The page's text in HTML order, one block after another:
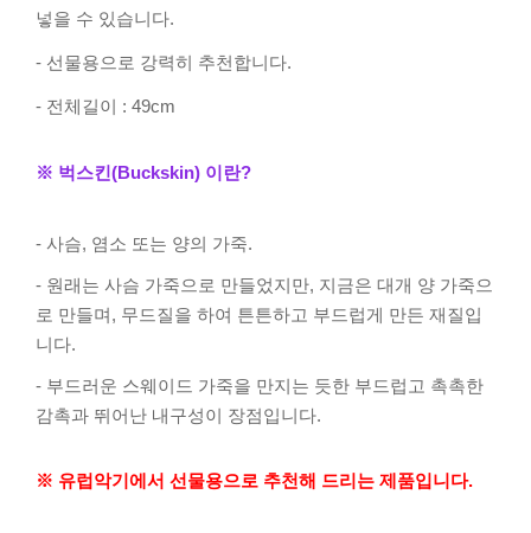
넣을 수 있습니다.
- 선물용으로 강력히 추천합니다.
- 전체길이 : 49cm
※ 벅스킨(Buckskin) 이란?
- 사슴, 염소 또는 양의 가죽.
- 원래는 사슴 가죽으로 만들었지만, 지금은 대개 양 가죽으
로 만들며, 무드질을 하여 튼튼하고 부드럽게 만든 재질입
니다.
- 부드러운 스웨이드 가죽을 만지는 듯한 부드럽고 촉촉한
감촉과 뛰어난 내구성이 장점입니다.
※ 유럽악기에서 선물용으로 추천해 드리는 제품입니다.